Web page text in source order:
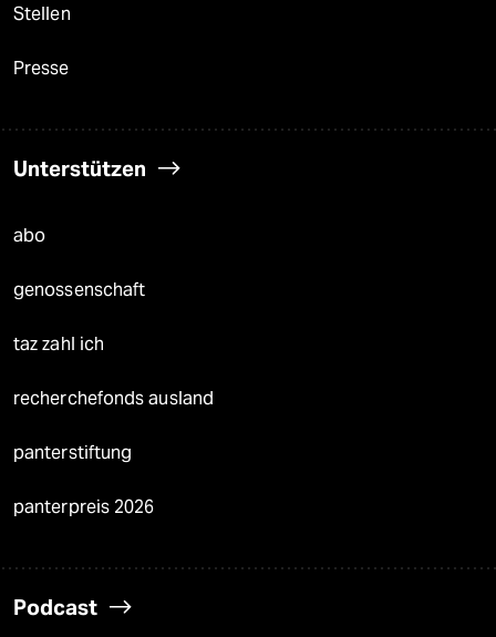
Stellen
Presse
Unterstützen
abo
genossenschaft
taz zahl ich
recherchefonds ausland
panterstiftung
panterpreis 2026
Podcast